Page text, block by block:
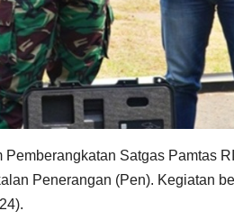
Pemberangkatan Satgas Pamtas
Penerangan (Pen). Kegiatan